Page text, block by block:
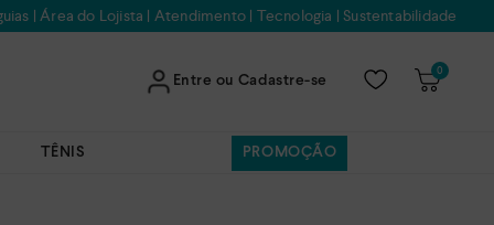
|Área do Lojista | Atendimento| Tecnologia |Sustentabilidade
Entre ou Cadastre-se
0
TÊNIS PROMOÇÃO